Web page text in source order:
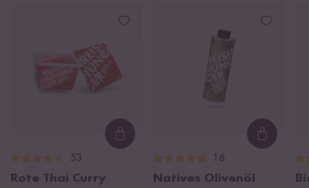
Loading...
53
Rote Thai Curry
16
Natives Olivenöl